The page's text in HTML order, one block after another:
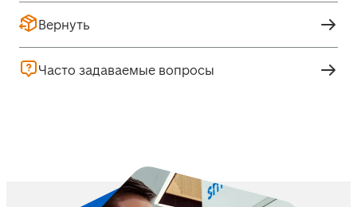
Вернуть
Часто задаваемые вопросы